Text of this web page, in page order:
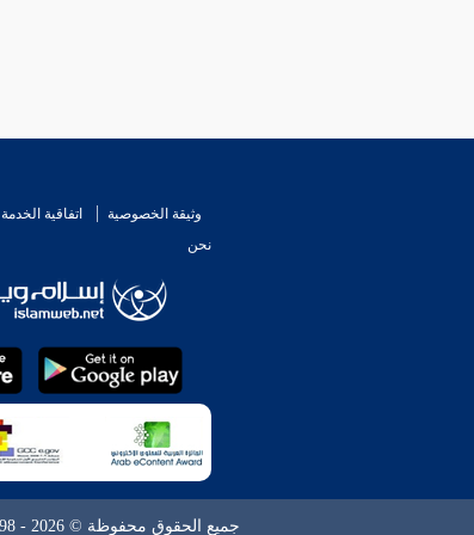
وثيقة الخصوصية اتفاقية الخدمة
نحن
جميع الحقوق محفوظة © 2026 - 1998 لشبكة إسلام ويب